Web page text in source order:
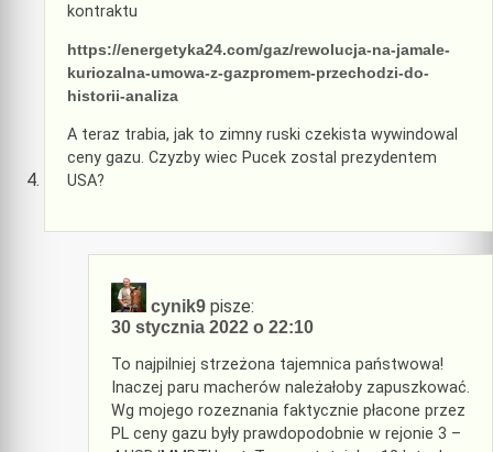
kontraktu
https://energetyka24.com/gaz/rewolucja-na-jamale-
kuriozalna-umowa-z-gazpromem-przechodzi-do-
historii-analiza
A teraz trabia, jak to zimny ruski czekista wywindowal
ceny gazu. Czyzby wiec Pucek zostal prezydentem
USA?
cynik9 pisze:
30 stycznia 2022 o 22:10
To najpilniej strzeżona tajemnica państwowa!
Inaczej paru macherów należałoby zapuszkować.
Wg mojego rozeznania faktycznie płacone przez
PL ceny gazu były prawdopodobnie w rejonie 3 –